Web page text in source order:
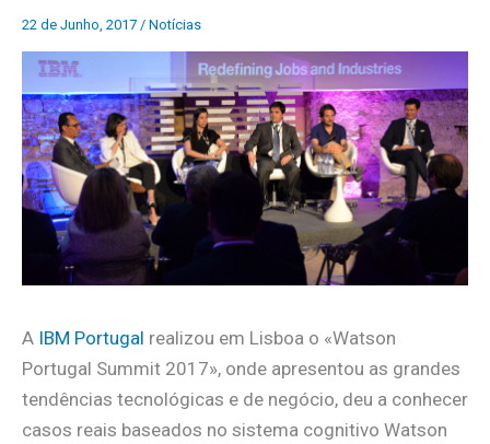
22 de Junho, 2017 / Notícias
A IBM Portugal realizou em Lisboa o «Watson
Portugal Summit 2017», onde apresentou as grandes
tendências tecnológicas e de negócio, deu a conhecer
casos reais baseados no sistema cognitivo Watson